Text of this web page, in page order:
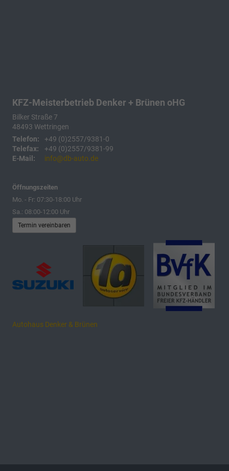
KFZ-Meisterbetrieb Denker + Brünen oHG
Bilker Straße 7
48493 Wettringen
Telefon:
+49 (0)2557/9381-0
Telefax:
+49 (0)2557/9381-99
E-Mail:
info@db-auto.de
Öffnungszeiten
Mo. - Fr: 07:30-18:00 Uhr
Sa.: 08:00-12:00 Uhr
Termin vereinbaren
Autohaus Denker & Brünen